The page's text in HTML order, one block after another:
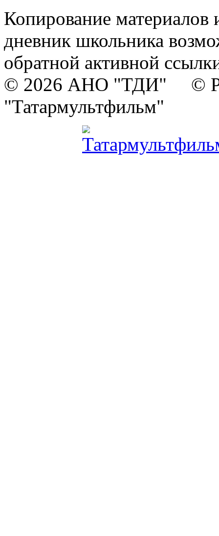
Копирование материалов
дневник школьника
обратной активной
© 2026 АНО "ТДИ" ©
"Татармультфильм"